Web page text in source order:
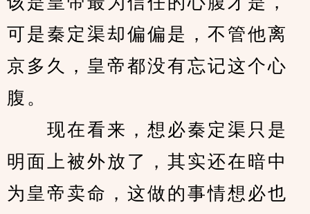
可是秦定渠却偏偏是，不管他离
京多久，皇帝都没有忘记这个心
腹。
现在看来，想必秦定渠只是
明面上被外放了，其实还在暗中
为皇帝卖命，这做的事情想必也